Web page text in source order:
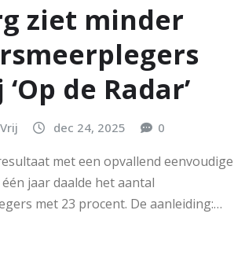
ziet minder
de Radar’
dec 24, 2025 0
met een opvallend eenvoudige
jaar daalde het aantal
met 23 procent. De aanleiding:…